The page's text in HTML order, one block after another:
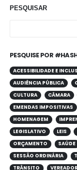
PESQUISAR
PESQUISE POR
ACESSIBILIDADE E
AUDIÊNCIA PÚBLICA
CULTURA
CÂMARA
EMENDAS IMPOSITIVAS
HOMENAGEM
LEGISLATIVO
LEIS
ORÇAMENTO
SAÚDE
SESSÃO ORDINÁRIA
TRÂNSITO